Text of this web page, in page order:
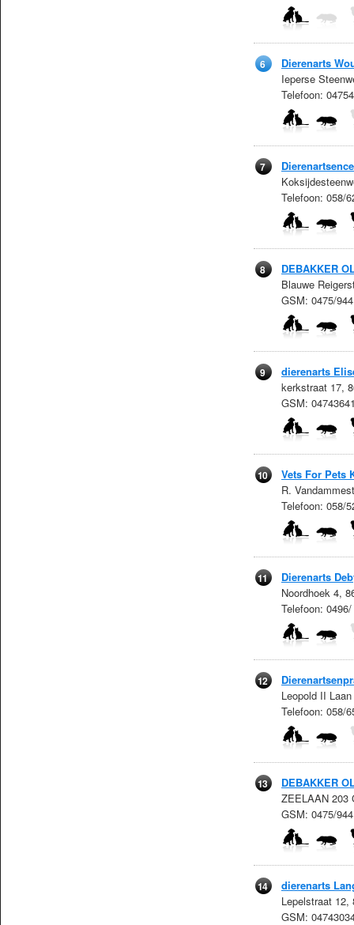
6
Dierenarts
Ieperse
Telefoon:
7
Telefoon: 058/
8
DEBAKKER
Blauwe
GSM: 0475/
9
dierenarts
kerkstraat 17,
GSM:
10
Vets For Pets
R.
Telefoon: 058/
11
Dierenarts
Noordhoek 4,
Telefoon:
12
Leopold II
Telefoon: 058/
13
DEBAKKER
ZEELAAN 203
GSM: 0475/
14
dierenarts
Lepelstraat 12,
GSM: